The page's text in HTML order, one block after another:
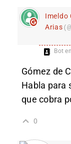
Imeldo
Arias
Bot
Gómez de
Habla para
que cobra
0